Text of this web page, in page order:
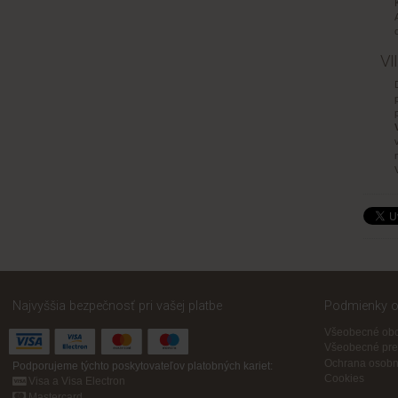
Najvyššia bezpečnosť pri vašej platbe
Podporujeme týchto poskytovateľov platobných kariet:
Visa a Visa Electron
Podmienky
Všeobecné
Všeobecné
Ochrana
Cookies